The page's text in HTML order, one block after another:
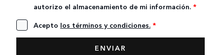
autorizo el almacenamiento de mi información. *
Acepto los términos y condiciones. *